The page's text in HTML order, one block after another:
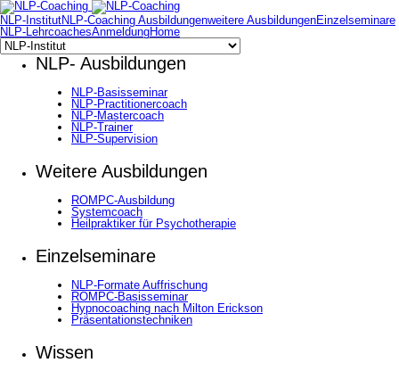
NLP-InstitutNLP-Coaching Ausbildungenweitere AusbildungenEinzelseminare
NLP-LehrcoachesAnmeldungHome
NLP- Ausbildungen
NLP-Basisseminar
NLP-Practitionercoach
NLP-Mastercoach
NLP-Trainer
NLP-Supervision
Weitere Ausbildungen
ROMPC-Ausbildung
Systemcoach
Heilpraktiker für Psychotherapie
Einzelseminare
NLP-Formate Auffrischung
ROMPC-Basisseminar
Hypnocoaching nach Milton Erickson
Präsentationstechniken
Wissen